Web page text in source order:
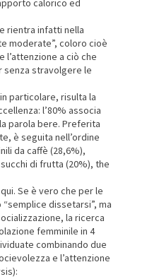
calorico ed
rientra infatti nella
moderate”, coloro cioè
l’attenzione a ciò che
senza stravolgere le
particolare, risulta la
l’80% associa
parola bere. Preferita
è seguita nell’ordine
da caffè (28,6%),
di frutta (20%), the
Se è vero che per le
dissetarsi”, ma
la ricerca
femminile in 4
combinando due
e l’attenzione